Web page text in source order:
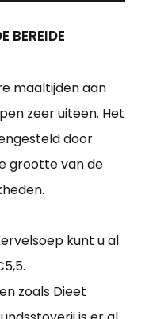
BEREIDE
maaltijden aan
zeer uiteen. Het
door
grootte van de
kunt u al
zoals Dieet